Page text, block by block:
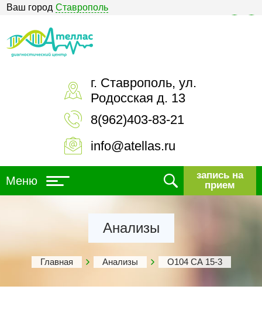
Ваш город Ставрополь
г. Ставрополь, ул.
Родосская д. 13
8(962)403-83-21
info@atellas.ru
Меню
запись на
прием
Анализы
Главная Анализы О104 СА 15-3